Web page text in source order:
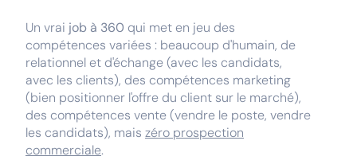
Un vrai job à 360 qui met en jeu des
compétences variées : beaucoup d'humain, de
relationnel et d'échange (avec les candidats,
avec les clients), des compétences marketing
(bien positionner l'offre du client sur le marché),
des compétences vente (vendre le poste, vendre
les candidats), mais zéro prospection
commerciale.